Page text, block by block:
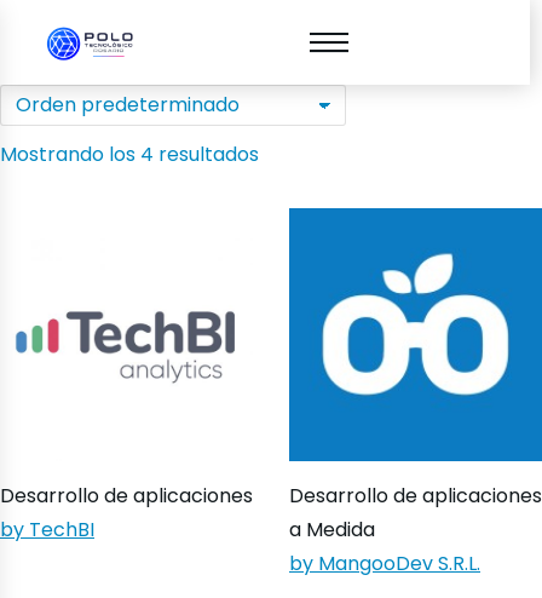
Mostrando los 4 resultados
Desarrollo de aplicaciones
by TechBI
Desarrollo de aplicaciones
a Medida
by MangooDev S.R.L.